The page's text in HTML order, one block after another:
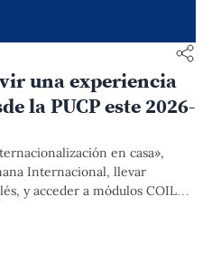
una experiencia
la PUCP este 2026-
en casa»,
Internacional, llevar
y acceder a módulos COIL
de universidades